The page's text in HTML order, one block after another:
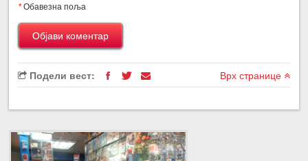
*Обавезна поља
Подели вест: Врх странице